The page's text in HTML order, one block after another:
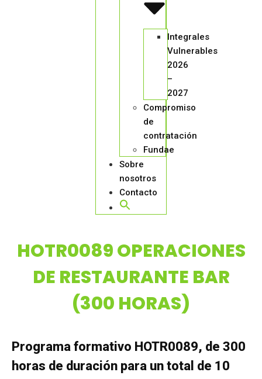
Integrales
Vulnerables
2026
–
2027
Compromiso
de
contratación
Fundae
Sobre
nosotros
Contacto
HOTR0089 OPERACIONES
DE RESTAURANTE BAR
(300 HORAS)
Programa formativo HOTR0089, de 300
horas de duración para un total de 10